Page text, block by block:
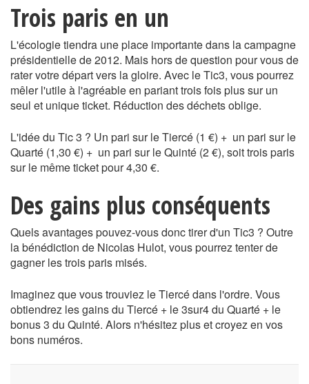
Trois paris en un
L'écologie tiendra une place importante dans la campagne
présidentielle de 2012. Mais hors de question pour vous de
rater votre départ vers la gloire. Avec le Tic3, vous pourrez
mêler l'utile à l'agréable en pariant trois fois plus sur un
seul et unique ticket. Réduction des déchets oblige.
L'idée du Tic 3 ? Un pari sur le Tiercé (1 €) + un pari sur le
Quarté (1,30 €) + un pari sur le Quinté (2 €), soit trois paris
sur le même ticket pour 4,30 €.
Des gains plus conséquents
Quels avantages pouvez-vous donc tirer d'un Tic3 ? Outre
la bénédiction de Nicolas Hulot, vous pourrez tenter de
gagner les trois paris misés.
Imaginez que vous trouviez le Tiercé dans l'ordre. Vous
obtiendrez les gains du Tiercé + le 3sur4 du Quarté + le
bonus 3 du Quinté. Alors n'hésitez plus et croyez en vos
bons numéros.